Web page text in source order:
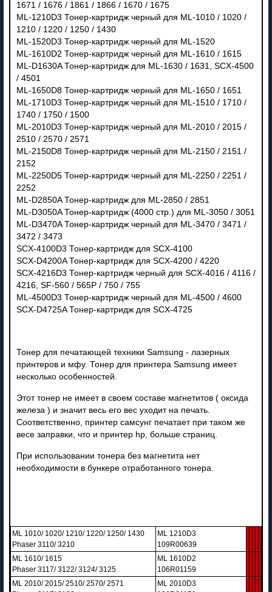
1671 / 1676 / 1861 / 1866 / 1670 / 1675
ML-1210D3 Тонер-картридж черный для ML-1010 / 1020 /
1210 / 1220 / 1250 / 1430
ML-1520D3 Тонер-картридж черный для ML-1520
ML-1610D2 Тонер-картридж черный для ML-1610 / 1615
ML-D1630A Тонер-картридж для ML-1630 / 1631, SCX-4500
/ 4501
ML-1650D8 Тонер-картридж черный для ML-1650 / 1651
ML-1710D3 Тонер-картридж черный для ML-1510 / 1710 /
1740 / 1750 / 1500
ML-2010D3 Тонер-картридж черный для ML-2010 / 2015 /
2510 / 2570 / 2571
ML-2150D8 Тонер-картридж черный для ML-2150 / 2151 /
2152
ML-2250D5 Тонер-картридж черный для ML-2250 / 2251 /
2252
ML-D2850A Тонер-картридж для ML-2850 / 2851
ML-D3050A Тонер-картридж (4000 стр.) для ML-3050 / 3051
ML-D3470A Тонер-картридж черный для ML-3470 / 3471 /
3472 / 3473
SCX-4100D3 Тонер-картридж для SCX-4100
SCX-D4200A Тонер-картридж для SCX-4200 / 4220
SCX-4216D3 Тонер-картридж черный для SCX-4016 / 4116 /
4216, SF-560 / 565P / 750 / 755
ML-4500D3 Тонер-картридж черный для ML-4500 / 4600
SCX-D4725A Тонер-картридж для SCX-4725
Тонер для печатающей техники Samsung - лазерных
принтеров и мфу. Тонер для принтера Samsung имеет
несколько особенностей.
Этот тонер не имеет в своем составе магнетитов ( оксида
железа ) и значит весь его вес уходит на печать.
Соответственно, принтер самсунг печатает при таком же
весе заправки, что и принтер hp, больше страниц.
При использовании тонера без магнетита нет
необходимости в бункере отработанного тонера.
ML 1010/ 1020/ 1210/ 1220/ 1250/ 1430
Phaser 3110/ 3210
ML 1210D3
109R00639
ML 1610/ 1615
Phaser 3117/ 3122/ 3124/ 3125
ML 1610D2
106R01159
ML 2010/ 2015/ 2510/ 2570/ 2571
ML 2010D3